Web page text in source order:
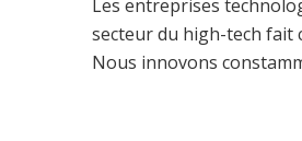
Les entreprises
secteur du high-tech fait
Nous innovons